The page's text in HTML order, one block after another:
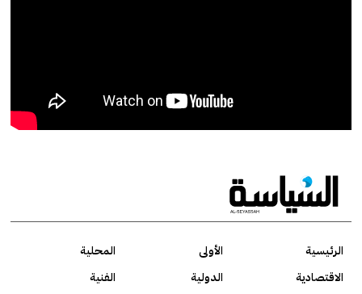
الرئيسية الأولى
المحلية
الاقتصادية
الدولية
الفنية